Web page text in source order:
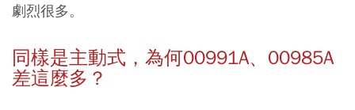
劇烈很多。
同樣是主動式，為何00991A、00985A
差這麼多？